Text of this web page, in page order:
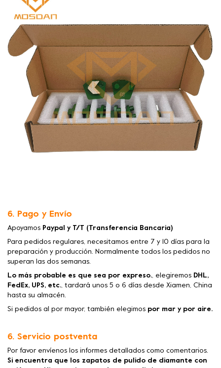
6. Pago y Envío
Apoyamos Paypal y T/T (Transferencia Bancaria)
Para pedidos regulares, necesitamos entre 7 y 10 días para la
preparación y producción. Normalmente todos los pedidos no
superan las dos semanas.
Lo más probable es que sea por expreso., elegiremos DHL,
FedEx, UPS, etc., tardará unos 5 o 6 días desde Xiamen, China
hasta su almacén.
Si pedidos al por mayor, también elegimos por mar y por aire.
6. Servicio postventa
Por favor envíenos los informes detallados como comentarios.
Si encuentra que los zapatos de pulido de diamante con